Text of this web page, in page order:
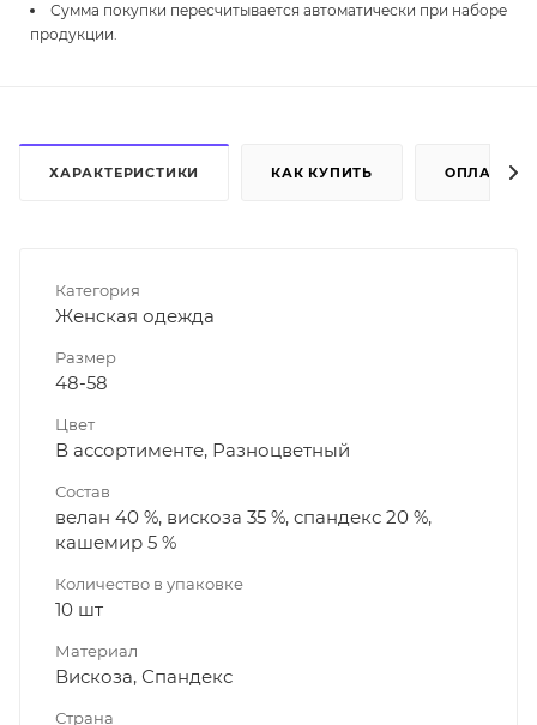
Сумма покупки пересчитывается автоматически при наборе
продукции.
ХАРАКТЕРИСТИКИ КАК КУПИТЬ ОПЛАТА
Категория
Женская одежда
Размер
48-58
Цвет
В ассортименте, Разноцветный
Состав
велан 40 %, вискоза 35 %, спандекс 20 %,
кашемир 5 %
Количество в упаковке
10 шт
Материал
Вискоза, Спандекс
Страна